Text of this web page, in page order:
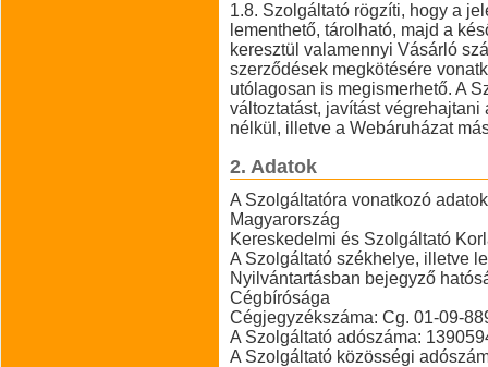
1.8. Szolgáltató rögzíti, hogy a
lementhető, tárolható, majd a
keresztül valamennyi Vásárló
szerződések megkötésére
utólagosan is megismerhető. A
változtatást, javítást
nélkül, illetve a Webáruházat
2. Adatok
A Szolgáltatóra vonatkozó
Magyarország
Kereskedelmi és Szolgáltató
A Szolgáltató székhelye, illetve
Nyilvántartásban bejegyző
Cégbírósága
Cégjegyzékszáma: Cg. 01-09-
A Szolgáltató adószáma:
A Szolgáltató közösségi